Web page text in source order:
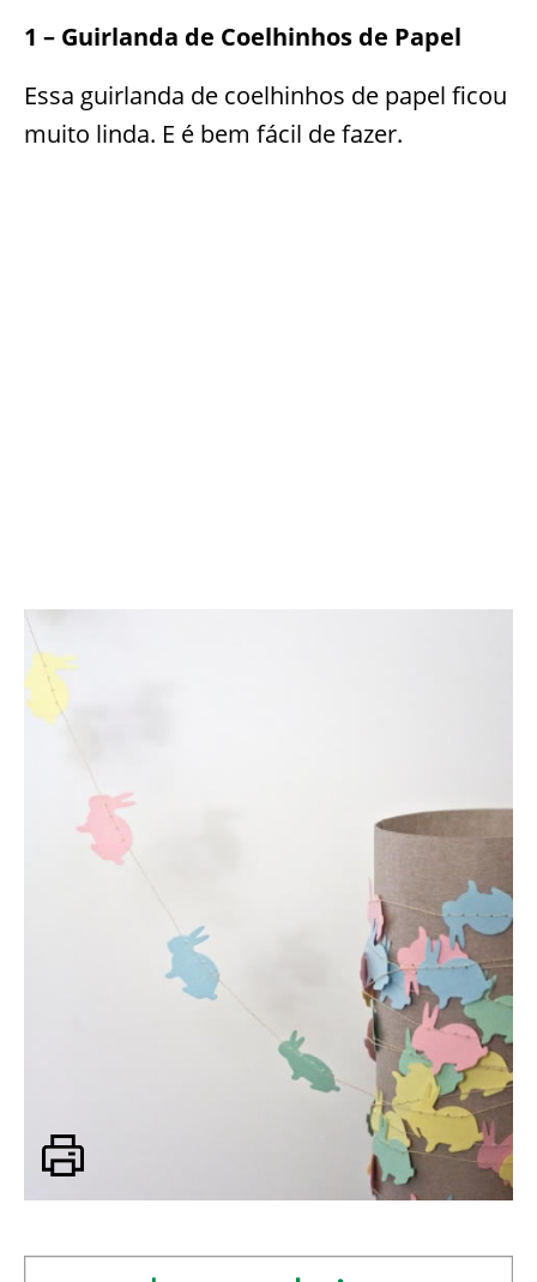
1 – Guirlanda de Coelhinhos de Papel
Essa guirlanda de coelhinhos de papel ficou
muito linda. E é bem fácil de fazer.